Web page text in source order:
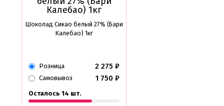
Шоколад Сикао белый 27% (Бари
Калебао) 1кг
Розница 2 275 ₽
Самовывоз 1 750 ₽
Осталось 14 шт.